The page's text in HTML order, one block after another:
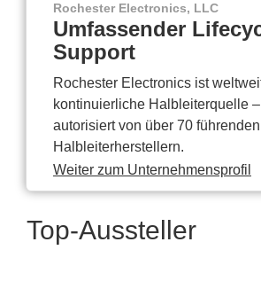
Rochester Electronics, LLC
Umfassender
Support
Rochester Electronics ist
kontinuierliche Halbleiterquelle
autorisiert von über 70 führenden
Halbleiterherstellern.
Weiter zum Unternehmensprofil
Top-Aussteller